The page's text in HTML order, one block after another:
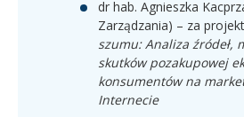
dr hab. Agnieszka
Zarządzania) – za
szumu: Analiza źródeł,
skutków pozakupowej
konsumentów na
Internecie